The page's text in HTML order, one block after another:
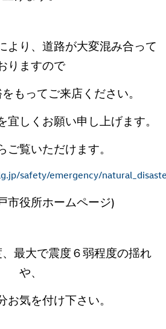
より、道路が大変混み合って
りますので
もってご来店ください。
宜しくお願い申し上げます。
ご覧いただけます。
safety/emergency/
市役所ホームページ)
最大で震度６弱程度の揺れ
や、
お気を付け下さい。